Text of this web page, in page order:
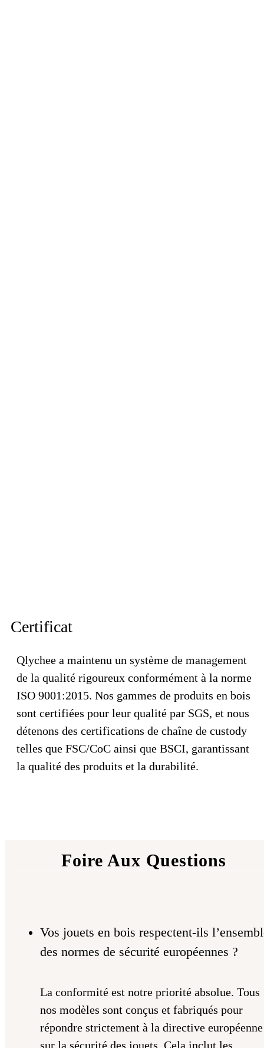
Certificat
Qlychee a maintenu un système de management
de la qualité rigoureux conformément à la norme
ISO 9001:2015. Nos gammes de produits en bois
sont certifiées pour leur qualité par SGS, et nous
détenons des certifications de chaîne de custody
telles que FSC/CoC ainsi que BSCI, garantissant
la qualité des produits et la durabilité.
Foire Aux Questions
Vos jouets en bois respectent-ils
des normes de sécurité européennes ?
La conformité est notre priorité absolue. Tous
nos modèles sont conçus et fabriqués pour
répondre strictement à la directive européenne
sur la sécurité des jouets. Cela inclut les